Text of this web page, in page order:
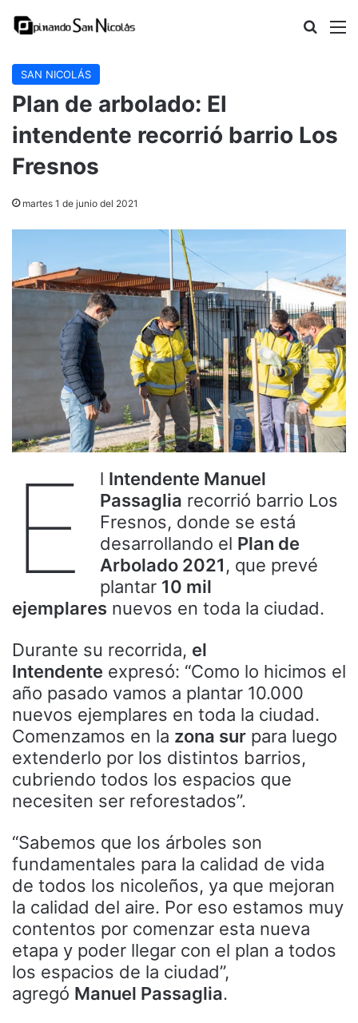
Buscar
SAN NICOLÁS
Plan de arbolado: El
intendente recorrió barrio Los
Fresnos
martes 1 de junio del 2021
E l Intendente Manuel
Passaglia recorrió barrio Los
Fresnos, donde se está
desarrollando el Plan de
Arbolado 2021, que prevé
plantar 10 mil
ejemplares nuevos en toda la ciudad.
Durante su recorrida, el
Intendente expresó: “Como lo hicimos el
año pasado vamos a plantar 10.000
nuevos ejemplares en toda la ciudad.
Comenzamos en la zona sur para luego
extenderlo por los distintos barrios,
cubriendo todos los espacios que
necesiten ser reforestados”.
“Sabemos que los árboles son
fundamentales para la calidad de vida
de todos los nicoleños, ya que mejoran
la calidad del aire. Por eso estamos muy
contentos por comenzar esta nueva
etapa y poder llegar con el plan a todos
los espacios de la ciudad”,
agregó Manuel Passaglia.